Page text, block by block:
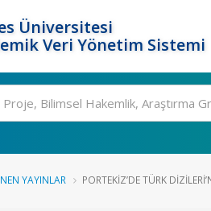
Üniversitesi
Veri Yönetim Sistemi
YAYINLAR PORTEKIZ’DE TÜRK